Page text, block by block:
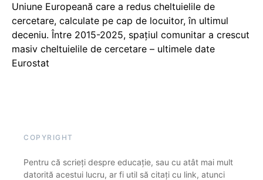
Uniune Europeană care a redus cheltuielile de
cercetare, calculate pe cap de locuitor, în ultimul
deceniu. Între 2015-2025, spațiul comunitar a crescut
masiv cheltuielile de cercetare – ultimele date
Eurostat
COPYRIGHT
Pentru că scrieți despre educație, sau cu atât mai mult
datorită acestui lucru, ar fi util să citați cu link, atunci